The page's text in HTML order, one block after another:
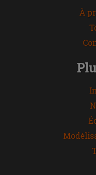
À